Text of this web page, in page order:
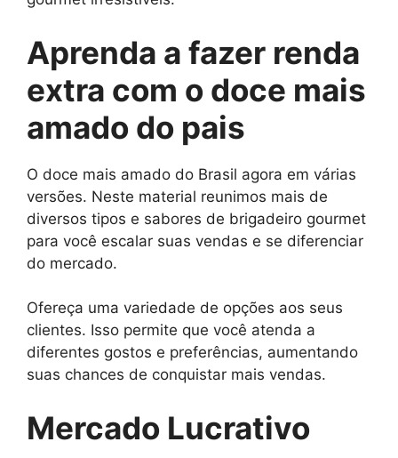
Aprenda a fazer renda
extra com o doce mais
amado do pais
O doce mais amado do Brasil agora em várias
versões. Neste material reunimos mais de
diversos tipos e sabores de brigadeiro gourmet
para você escalar suas vendas e se diferenciar
do mercado.
Ofereça uma variedade de opções aos seus
clientes. Isso permite que você atenda a
diferentes gostos e preferências, aumentando
suas chances de conquistar mais vendas.
Mercado Lucrativo